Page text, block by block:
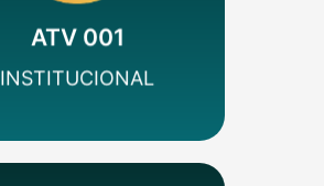
ATV 001
INSTITUCIONAL